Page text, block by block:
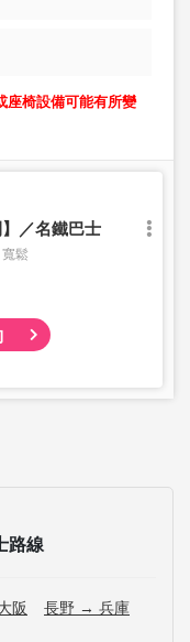
座椅設備可能有所變
／名鐵巴士
寬鬆
路線
阪 長野 → 兵庫